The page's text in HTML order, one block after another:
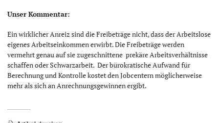
Unser Kommentar:
Ein wirklicher Anreiz sind die Freibeträge nicht, dass der Arbeitslose
eigenes Arbeitseinkommen erwirbt. Die Freibeträge werden
vermehrt genau auf sie zugeschnittene prekäre Arbeitsverhältnisse
schaffen oder Schwarzarbeit. Der bürokratische Aufwand für
Berechnung und Kontrolle kostet den Jobcentern möglicherweise
mehr als sich an Anrechnungsgewinnen ergibt.